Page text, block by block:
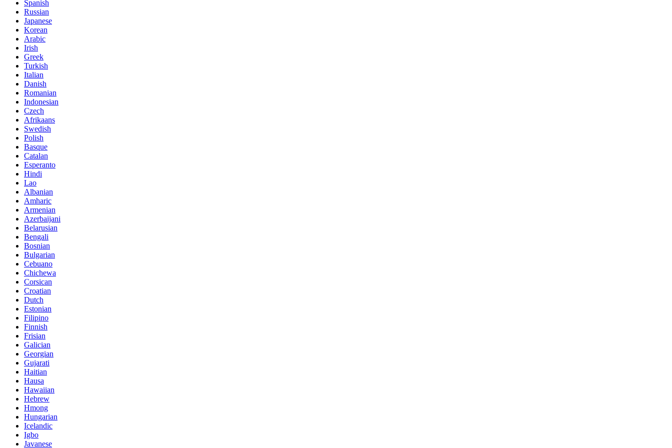
Spanish
Russian
Japanese
Korean
Arabic
Irish
Greek
Turkish
Italian
Danish
Romanian
Indonesian
Czech
Afrikaans
Swedish
Polish
Basque
Catalan
Esperanto
Hindi
Lao
Albanian
Amharic
Armenian
Azerbaijani
Belarusian
Bengali
Bosnian
Bulgarian
Cebuano
Chichewa
Corsican
Croatian
Dutch
Estonian
Filipino
Finnish
Frisian
Galician
Georgian
Gujarati
Haitian
Hausa
Hawaiian
Hebrew
Hmong
Hungarian
Icelandic
Igbo
Javanese